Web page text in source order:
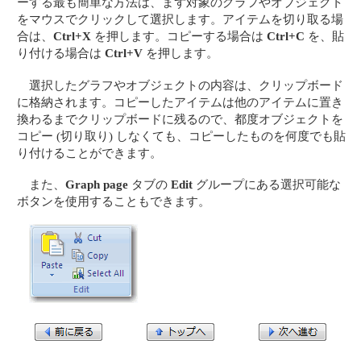
をマウスでクリックして選択します。アイテムを切り取る場
合は、Ctrl+X を押します。コピーする場合はCtrl+C を、貼
り付ける場合はCtrl+V を押します。
選択したグラフやオブジェクトの内容は、クリップボード
に格納されます。コピーしたアイテムは他のアイテムに置き
換わるまでクリップボードに残るので、都度オブジェクトを
コピー (切り取り) しなくても、コピーしたものを何度でも貼
り付けることができます。
また、Graph page タブのEdit グループにある選択可能な
ボタンを使用することもできます。